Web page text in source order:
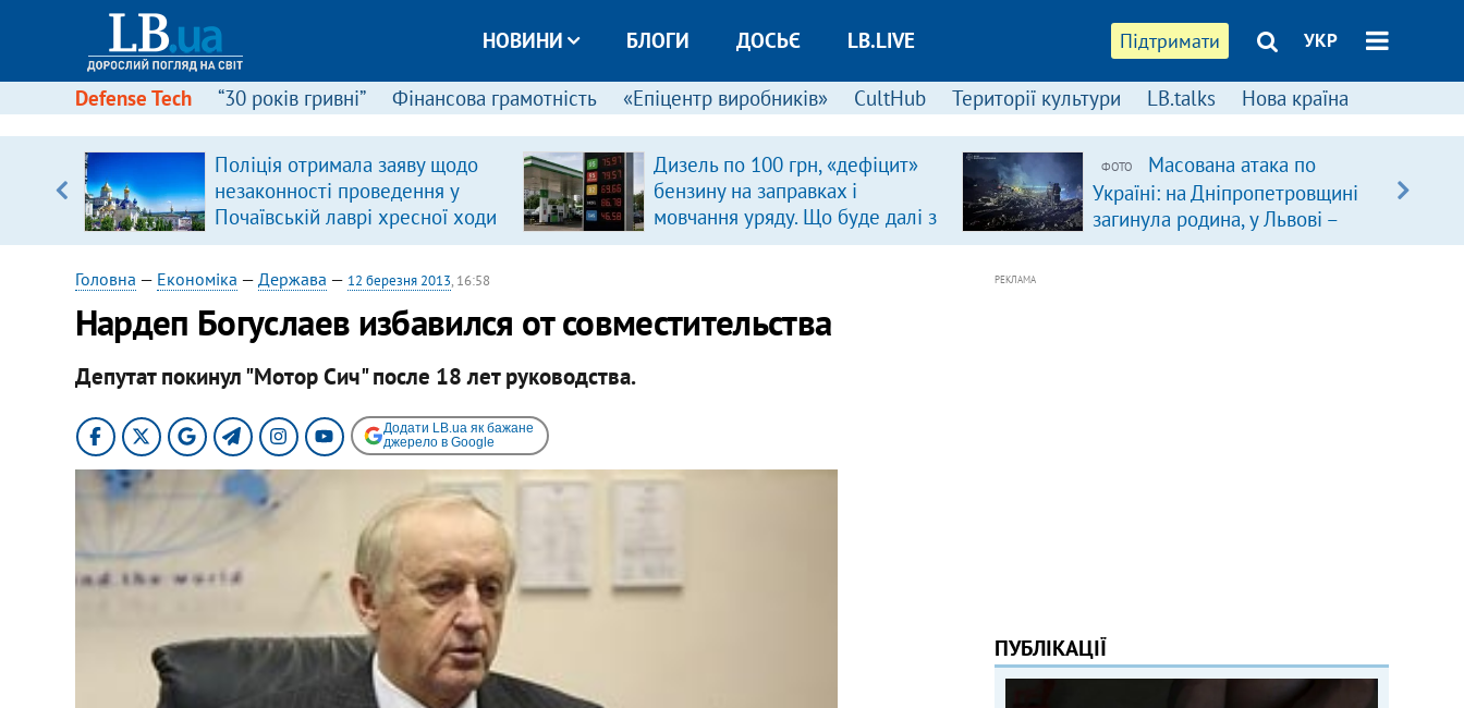
Підтримати УКР
НОВИНИ БЛОГИ ДОСЬЄ LB.LIVE
Defense Tech “30 років гривні” Фінансова грамотність «Епіцентр виробників» CultHub Території культури LB.talks Нова країна
Поліція отримала заяву щодо
незаконності проведення у
Почаївській лаврі хресної ходи
Дизель по 100 грн, «дефіцит»
бензину на заправках і
мовчання уряду. Що буде далі з
цінами на пальне?
ФОТО
Масована атака по
Україні: на Дніпропетровщині
загинула родина, у Львові –
удар по багатоповерхівках
Головна — Економіка — Держава — 12 березня 2013, 16:58
Нардеп Богуслаев избавился от совместительства
Депутат покинул "Мотор Сич" после 18 лет руководства.
Додати LB.ua як бажане
джерело в Google
РЕКЛАМА
ПУБЛІКАЦІЇ